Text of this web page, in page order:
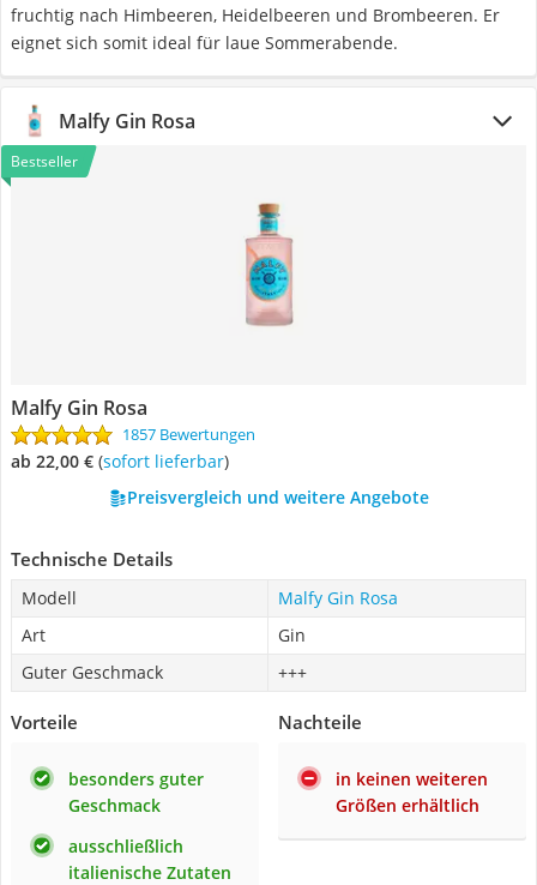
fruchtig nach Himbeeren, Heidelbeeren und Brombeeren. Er
eignet sich somit ideal für laue Sommerabende.
Malfy Gin Rosa
Bestseller
Malfy Gin Rosa
1857 Bewertungen
ab 22,00 € ( Sofort lieferbar)
Preisvergleich und weitere Angebote
Technische Details
Modell
Malfy Gin Rosa
Art
Gin
Guter Geschmack
+++
Vorteile
besonders guter
Geschmack
ausschließlich
italienische Zutaten
Nachteile
in keinen weiteren
Größen erhältlich